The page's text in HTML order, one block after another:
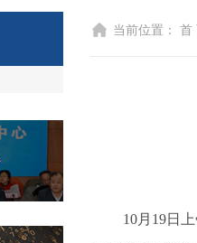
当前位置： 首
10月19日